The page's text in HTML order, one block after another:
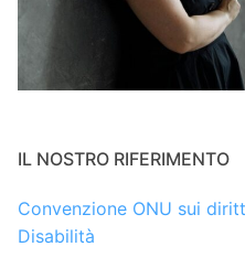
IL NOSTRO RIFERIMENTO
Convenzione ONU sui
Disabilità